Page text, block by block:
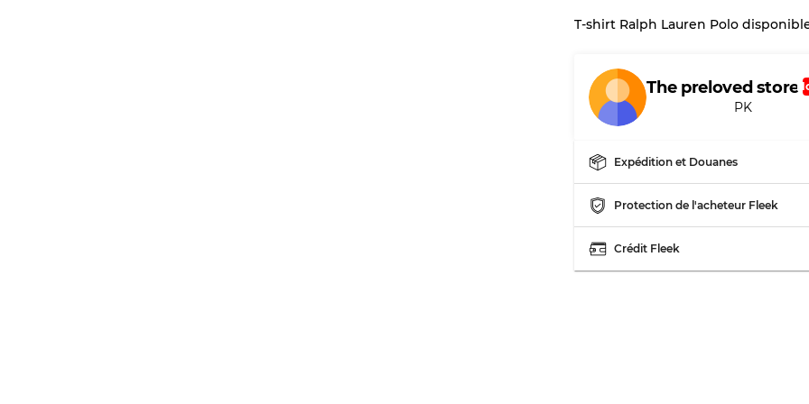
Qualité A Presque neuf, usure
Qualité B Peu utilisé
Qualité CUsure visible avec
T-shirt Ralph Lauren Polo
The preloved store
PK
Expédition et Douanes
Protection de l'acheteur Fleek
Crédit Fleek